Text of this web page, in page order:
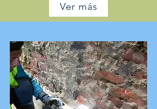
Ver más